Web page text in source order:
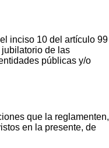
inciso 10 del artículo
de las
públicas y/o
que la reglamenten,
en la presente, de